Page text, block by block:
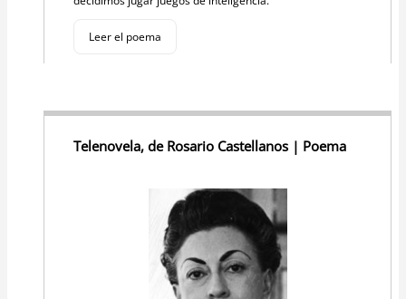
Leer el poema
Telenovela, de Rosario Castellanos | Poema